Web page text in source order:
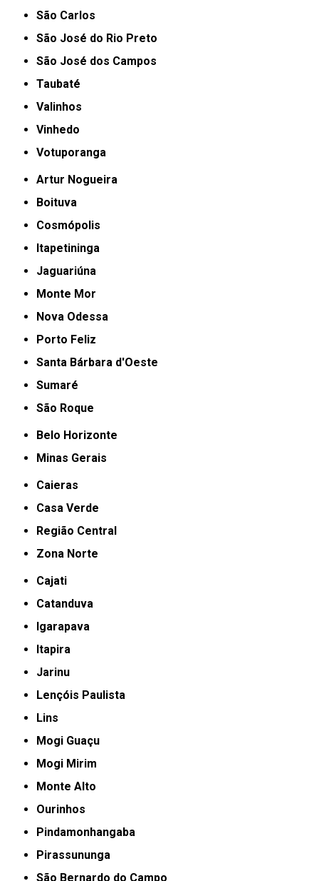
São Carlos
São José do Rio Preto
São José dos Campos
Taubaté
Valinhos
Vinhedo
Votuporanga
Artur Nogueira
Boituva
Cosmópolis
Itapetininga
Jaguariúna
Monte Mor
Nova Odessa
Porto Feliz
Santa Bárbara d'Oeste
Sumaré
São Roque
Belo Horizonte
Minas Gerais
Caieras
Casa Verde
Região Central
Zona Norte
Cajati
Catanduva
Igarapava
Itapira
Jarinu
Lençóis Paulista
Lins
Mogi Guaçu
Mogi Mirim
Monte Alto
Ourinhos
Pindamonhangaba
Pirassununga
São Bernardo do Campo